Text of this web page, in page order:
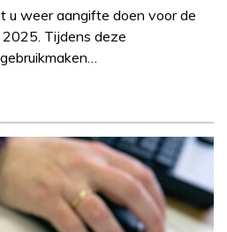
u weer aangifte doen voor de
Tijdens deze